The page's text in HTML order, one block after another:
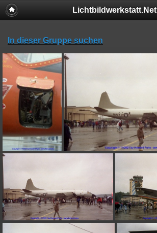
Lichtbildwerkstatt.Net
In dieser Gruppe suchen